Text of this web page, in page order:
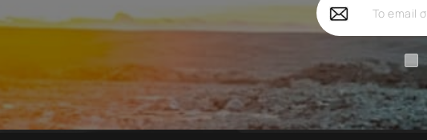
email
σας